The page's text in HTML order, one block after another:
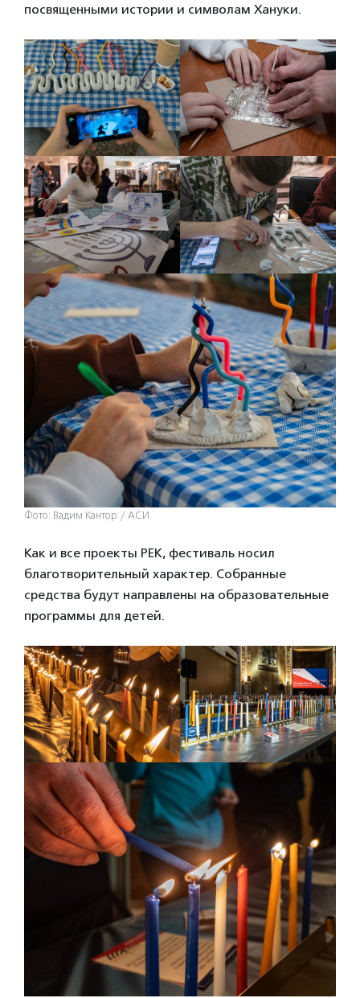
посвященными истории и символам Хануки.
Фото: Вадим Кантор / АСИ
Как и все проекты РЕК, фестиваль носил
благотворительный характер. Собранные
средства будут направлены на образовательные
программы для детей.